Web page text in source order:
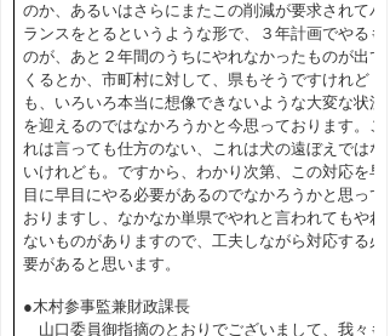
のか、あるいはさらにまたこの削減が要求されてバ
ランスをとるというような形で、３年計画でやるも
のが、あと２年間のうちにやれなかったものが出て
くるとか、市町村に対して、県もそうですけれど
も、いろいろ本当に想像できないような大変な状況
を迎えるのではなかろうかと今思っております。こ
れは言っても仕方のない、これは犬の遠ぼえではな
いけれども。ですから、わかり次第、この対応を早
目に早目にやる必要があるのでなかろうかと思って
おりますし、なかなか単県でやれと言われてもやれ
ないものがありますので、工夫しながら対応する必
要があると思います。
●木村参事監兼財政課長
山口委員御指摘のとおりでございまして、我々も